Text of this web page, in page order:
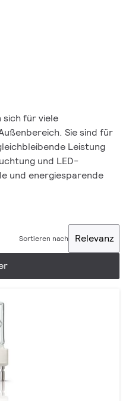
sich für viele
Sie sind für
Leistung
und LED-
und energiesparende
Sortieren nach Relevanz